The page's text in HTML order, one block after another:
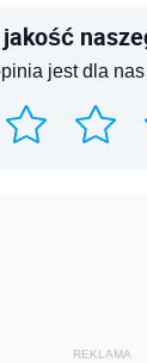
jest dla
REKLAMA